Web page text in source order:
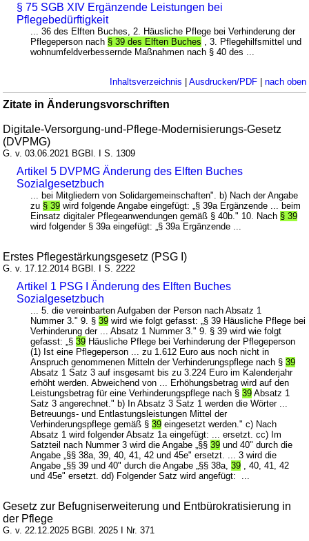
§ 75 SGB XIV Ergänzende Leistungen bei
Pflegebedürftigkeit
... 36 des Elften Buches, 2. Häusliche Pflege bei Verhinderung der
Pflegeperson nach § 39 des Elften Buches , 3. Pflegehilfsmittel und
wohnumfeldverbessernde Maßnahmen nach § 40 des ...
Inhaltsverzeichnis | Ausdrucken/PDF| nach oben
Zitate in Änderungsvorschriften
Digitale-Versorgung-und-Pflege-Modernisierungs-Gesetz
(DVPMG)
G. v. 03.06.2021 BGBl. I S. 1309
Artikel 5 DVPMG Änderung des Elften Buches
Sozialgesetzbuch
... bei Mitgliedern von Solidargemeinschaften". b) Nach der Angabe
zu § 39 wird folgende Angabe eingefügt: „§ 39a Ergänzende ... beim
Einsatz digitaler Pflegeanwendungen gemäß § 40b." 10. Nach § 39
wird folgender § 39a eingefügt: „§ 39a Ergänzende ...
Erstes Pflegestärkungsgesetz (PSG I)
G. v. 17.12.2014 BGBl. I S. 2222
Artikel 1 PSG I Änderung des Elften Buches
Sozialgesetzbuch
... 5. die vereinbarten Aufgaben der Person nach Absatz 1
Nummer 3." 9. §39 wird wie folgt gefasst: „§ 39 Häusliche Pflege bei
Verhinderung der ... Absatz 1 Nummer 3." 9. § 39 wird wie folgt
gefasst: „§39 Häusliche Pflege bei Verhinderung der Pflegeperson
(1) Ist eine Pflegeperson ... zu 1.612 Euro aus noch nicht in
Anspruch genommenen Mitteln der Verhinderungspflege nach §39
Absatz 1 Satz 3 auf insgesamt bis zu 3.224 Euro im Kalenderjahr
erhöht werden. Abweichend von ... Erhöhungsbetrag wird auf den
Leistungsbetrag für eine Verhinderungspflege nach §39 Absatz 1
Satz 3 angerechnet." b) In Absatz 3 Satz 1 werden die Wörter ...
Betreuungs- und Entlastungsleistungen Mittel der
Verhinderungspflege gemäß §39 eingesetzt werden." c) Nach
Absatz 1 wird folgender Absatz 1a eingefügt: ... ersetzt. cc) Im
Satzteil nach Nummer 3 wird die Angabe „§§39 und 40" durch die
Angabe „§§ 38a, 39, 40, 41, 42 und 45e" ersetzt. ... 3 wird die
Angabe „§§ 39 und 40" durch die Angabe „§§ 38a,39 , 40, 41, 42
und 45e" ersetzt. dd) Folgender Satz wird angefügt: ...
Gesetz zur Befugniserweiterung und Entbürokratisierung in
der Pflege
G. v. 22.12.2025 BGBl. 2025 I Nr. 371